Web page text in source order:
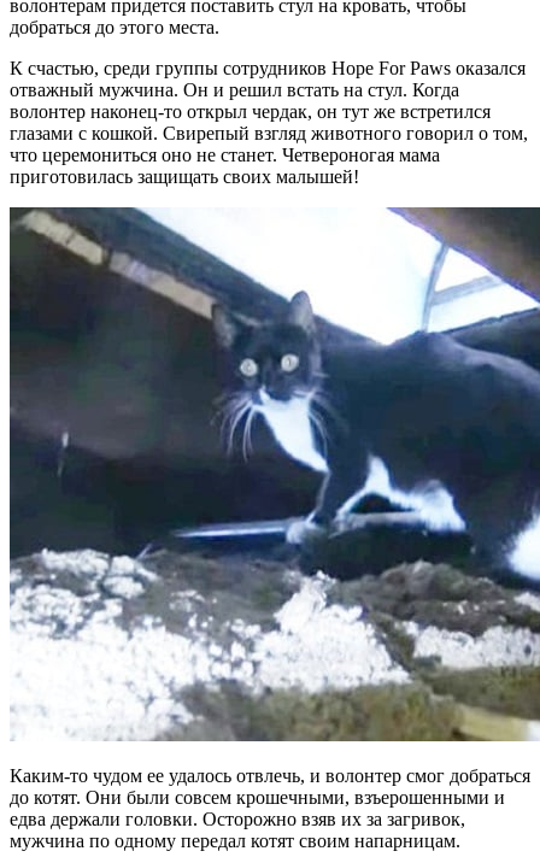
волонтерам придется поставить стул на кровать, чтобы
добраться до этого места.
К счастью, среди группы сотрудников Hope For Paws оказался
отважный мужчина. Он и решил встать на стул. Когда
волонтер наконец-то открыл чердак, он тут же встретился
глазами с кошкой. Свирепый взгляд животного говорил о том,
что церемониться оно не станет. Четвероногая мама
приготовилась защищать своих малышей!
Каким-то чудом ее удалось отвлечь, и волонтер смог добраться
до котят. Они были совсем крошечными, взъерошенными и
едва держали головки. Осторожно взяв их за загривок,
мужчина по одному передал котят своим напарницам.